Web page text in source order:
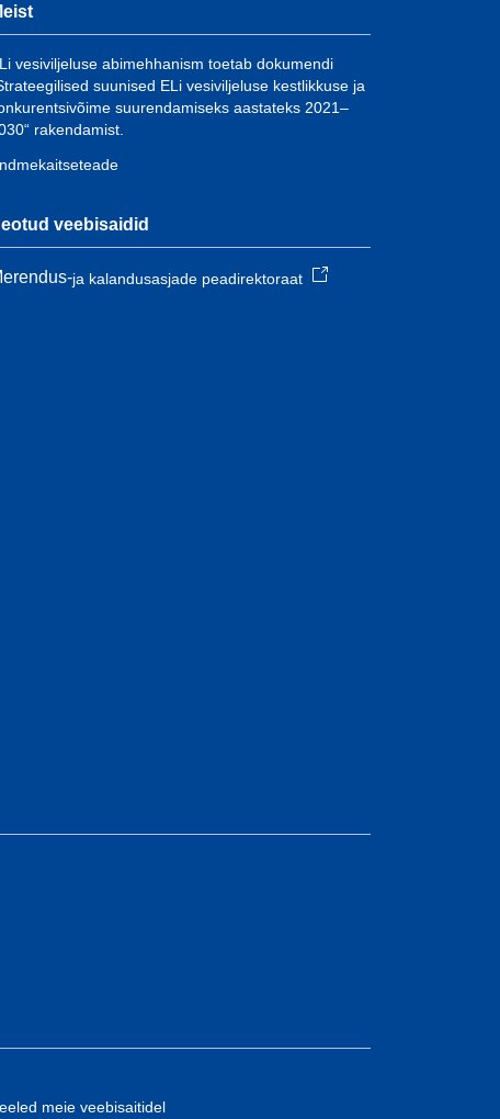
vesiviljeluse abimehhanism toetab dokumendi
suunised ELi vesiviljeluse kestlikkuse ja
suurendamiseks aastateks 2021–
rakendamist.
veebisaidid
ja kalandusasjade peadirektoraat
meie veebisaitidel